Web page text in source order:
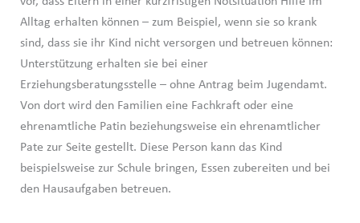
Alltag erhalten können – zum Beispiel, wenn sie so krank
sind, dass sie ihr Kind nicht versorgen und betreuen können:
Unterstützung erhalten sie bei einer
Erziehungsberatungsstelle – ohne Antrag beim Jugendamt.
Von dort wird den Familien eine Fachkraft oder eine
ehrenamtliche Patin beziehungsweise ein ehrenamtlicher
Pate zur Seite gestellt. Diese Person kann das Kind
beispielsweise zur Schule bringen, Essen zubereiten und bei
den Hausaufgaben betreuen.